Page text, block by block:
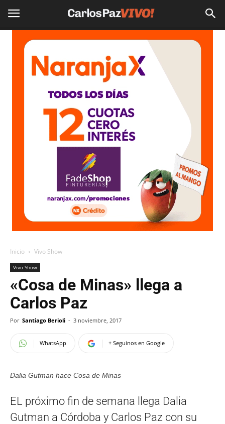
Inicio Vivo Show
Vivo Show
«Cosa de Minas» llega a
Carlos Paz
Por Santiago Berioli - 3 noviembre, 2017
WhatsApp + Seguinos en Google
Dalia Gutman hace Cosa de Minas
EL próximo fin de semana llega Dalia
Gutman a Córdoba y Carlos Paz con su